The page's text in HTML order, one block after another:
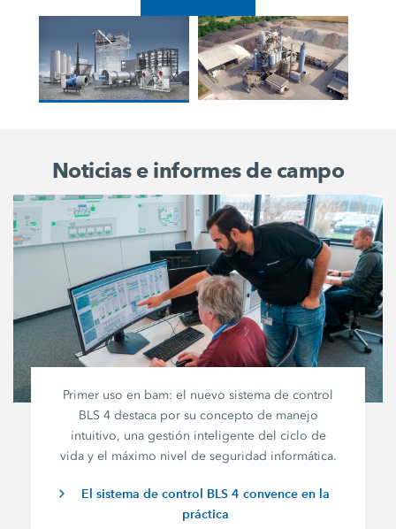
Noticias e informes de campo
Primer uso en bam: el nuevo sistema de control
BLS 4 destaca por su concepto de manejo
intuitivo, una gestión inteligente del ciclo de
vida y el máximo nivel de seguridad informática.
El sistema de control BLS 4 convence en la
práctica